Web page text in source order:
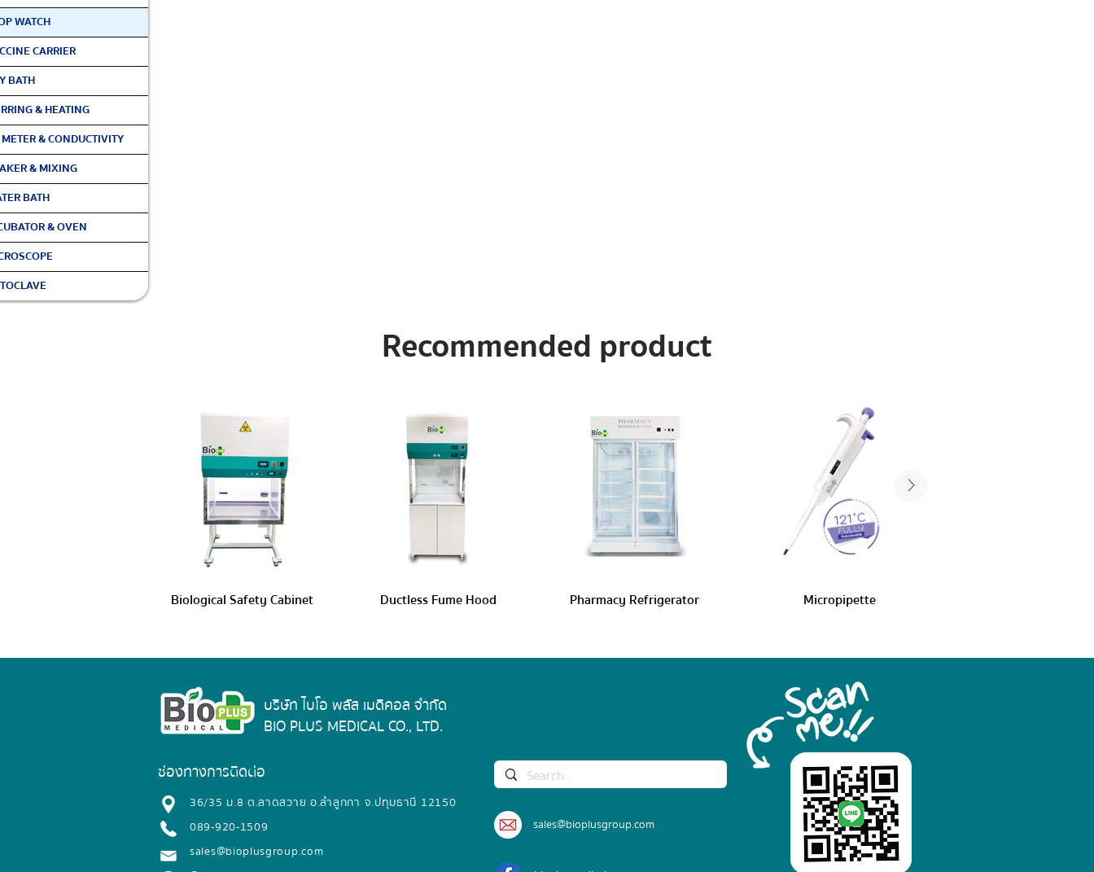
WATCH
CARRIER
BATH
& HEATING
& CONDUCTIVITY
& MIXING
BATH
& OVEN
Recommended product
Biological Safety Cabinet Ductless Fume Hood Pharmacy Refrigerator Micropipette
บริษัท ไบโอ พลัส เมดิคอล จำกัด
BIO PLUS MEDICAL CO., LTD.
ช่องทางการติดต่อ
​36/35 ม.8 ต.ลาดสวาย อ.ลำลูกกา จ.ปทุมธานี 12150
089-920-1509
sales@bioplusgroup.com​
sales@bioplusgroup.com